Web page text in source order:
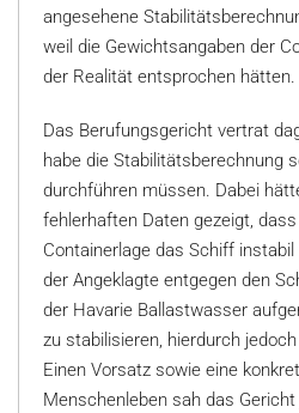
angesehene
weil die Gewichtsangaben der
der Realität entsprochen hätten.
Das Berufungsgericht vertrat
habe die Stabilitätsberechnung
durchführen müssen. Dabei
fehlerhaften Daten gezeigt,
Containerlage das Schiff
der Angeklagte entgegen den
der Havarie Ballastwasser
zu stabilisieren, hierdurch
Einen Vorsatz sowie eine
Menschenleben sah das